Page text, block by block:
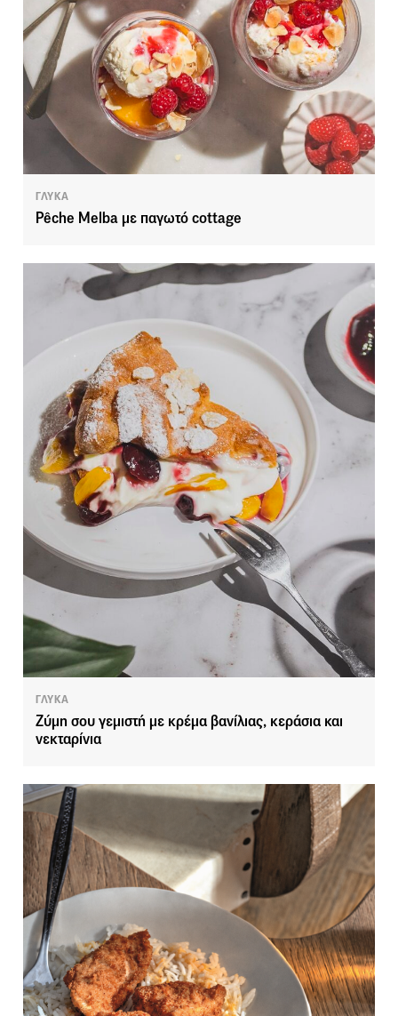
ΓΛΥΚΑ
Pêche Melba με παγωτό cottage
ΓΛΥΚΑ
Ζύμη σου γεμιστή με κρέμα βανίλιας, κεράσια και
νεκταρίνια